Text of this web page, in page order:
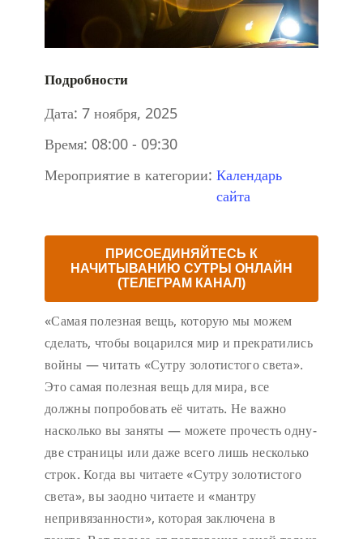
Подробности
Дата: 7 ноября, 2025
Время: 08:00 - 09:30
Мероприятие в категории: Календарь
сайта
ПРИСОЕДИНЯЙТЕСЬ К
НАЧИТЫВАНИЮ СУТРЫ ОНЛАЙН
(ТЕЛЕГРАМ КАНАЛ)
«Самая полезная вещь, которую мы можем
сделать, чтобы воцарился мир и прекратились
войны — читать «Сутру золотистого света».
Это самая полезная вещь для мира, все
должны попробовать её читать. Не важно
насколько вы заняты — можете прочесть одну-
две страницы или даже всего лишь несколько
строк. Когда вы читаете «Сутру золотистого
света», вы заодно читаете и «мантру
непривязанности», которая заключена в